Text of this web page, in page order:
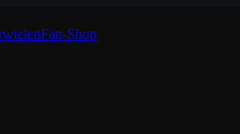
Fan-Shop